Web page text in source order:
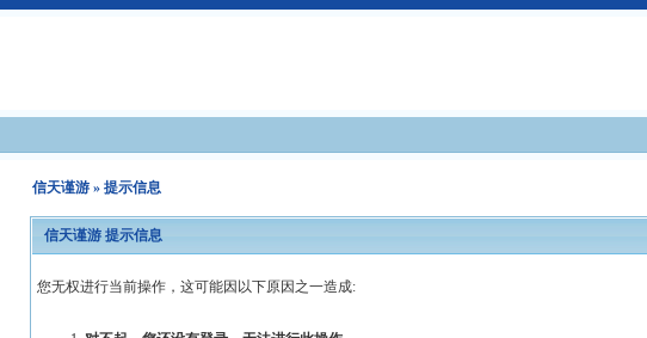
信天谨游» 提示信息
信天谨游 提示信息
您无权进行当前操作，这可能因以下原因之一造成: